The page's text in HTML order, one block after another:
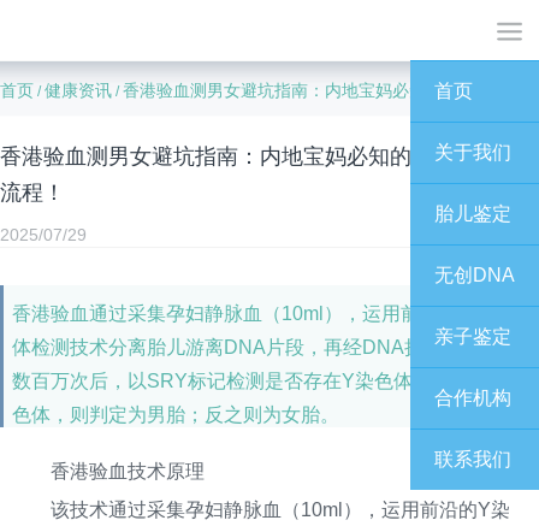
首页
关于我们
胎儿鉴定
无创DNA
亲子鉴定
合作机构
联系我们
首页 /健康资讯 /香港验血测男女避坑指南：内地宝妈必知的7天出结果全流程！
香港验血测男女避坑指南：内地宝妈必知的7天出结果全
流程！
2025/07/29
香港验血通过采集孕妇静脉血（10ml），运用前沿的Y染色
体检测技术分离胎儿游离DNA片段，再经DNA扩增技术复制
数百万次后，以SRY标记检测是否存在Y染色体。若存在Y染
色体，则判定为男胎；反之则为女胎。
香港验血技术原理
该技术通过采集孕妇静脉血（10ml），运用前沿的Y染